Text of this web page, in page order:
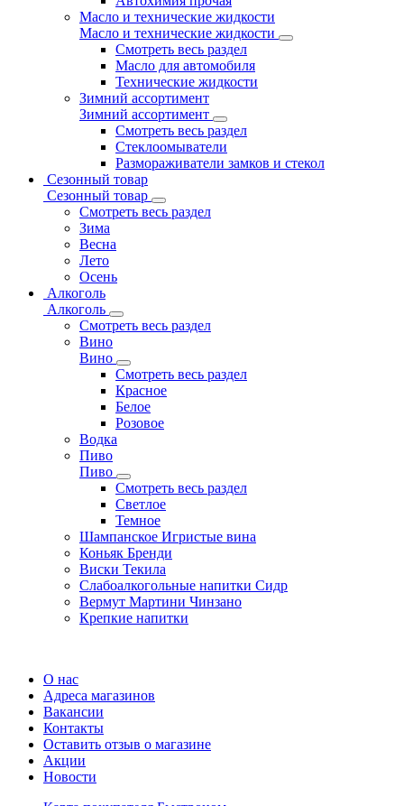
Масло и технические жидкости
Масло и технические жидкости
Смотреть весь раздел
Масло для автомобиля
Технические жидкости
Зимний ассортимент
Зимний ассортимент
Смотреть весь раздел
Стеклоомыватели
Размораживатели замков и стекол
Сезонный товар
Сезонный товар
Смотреть весь раздел
Зима
Весна
Лето
Осень
Алкоголь
Алкоголь
Смотреть весь раздел
Вино
Вино
Смотреть весь раздел
Красное
Белое
Розовое
Водка
Пиво
Пиво
Смотреть весь раздел
Cветлое
Темное
Шампанское Игристые вина
Коньяк Бренди
Виски Текила
Слабоалкогольные напитки Сидр
Вермут Мартини Чинзано
Крепкие напитки
О нас
Адреса магазинов
Вакансии
Контакты
Оставить отзыв о магазине
Акции
Новости